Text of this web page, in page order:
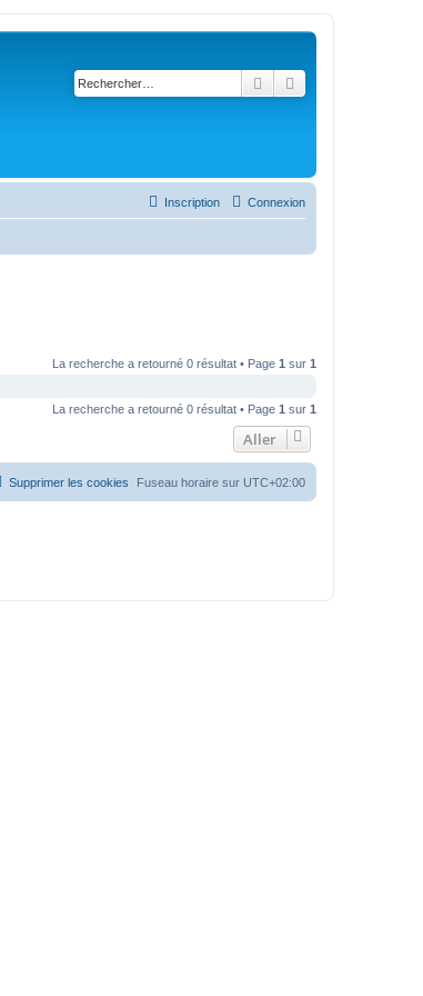
Rechercher
Connexion
Inscription
La recherche a retourné 0 résultat • Page 1 sur 1
La recherche a retourné 0 résultat • Page 1 sur 1
Aller
Fuseau horaire sur UTC+02:00
Supprimer les cookies